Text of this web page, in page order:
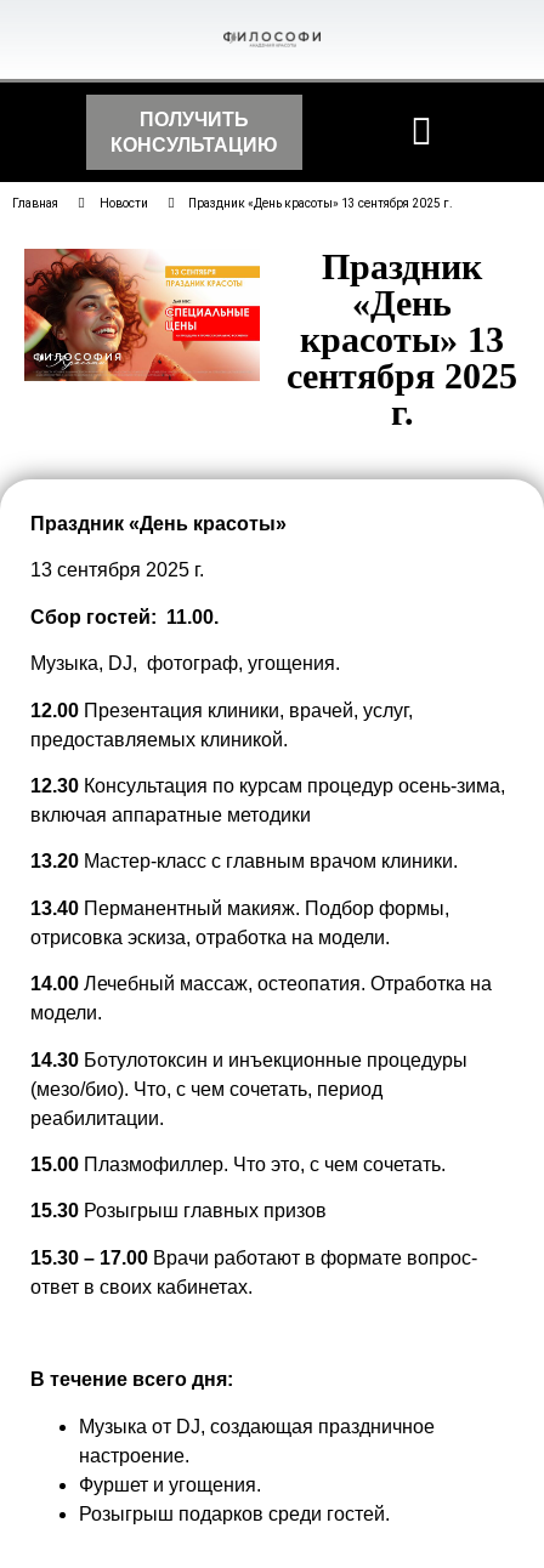
ПОЛУЧИТЬ
КОНСУЛЬТАЦИЮ
Главная Новости Праздник «День красоты» 13 сентября 2025 г.
Праздник
«День
красоты» 13
сентября 2025
г.
Праздник «День красоты»
13 сентября 2025 г.
Сбор гостей: 11.00.
Музыка, DJ, фотограф, угощения.
12.00 Презентация клиники, врачей, услуг,
предоставляемых клиникой.
12.30 Консультация по курсам процедур осень-зима,
включая аппаратные методики
13.20 Мастер-класс с главным врачом клиники.
13.40 Перманентный макияж. Подбор формы,
отрисовка эскиза, отработка на модели.
14.00 Лечебный массаж, остеопатия. Отработка на
модели.
14.30 Ботулотоксин и инъекционные процедуры
(мезо/био). Что, с чем сочетать, период
реабилитации.
15.00 Плазмофиллер. Что это, с чем сочетать.
15.30 Розыгрыш главных призов
15.30 – 17.00 Врачи работают в формате вопрос-
ответ в своих кабинетах.
В течение всего дня:
Музыка от DJ, создающая праздничное
настроение.
Фуршет и угощения.
Розыгрыш подарков среди гостей.